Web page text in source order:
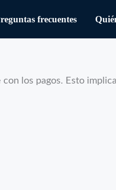
frecuentes
los pagos. Esto